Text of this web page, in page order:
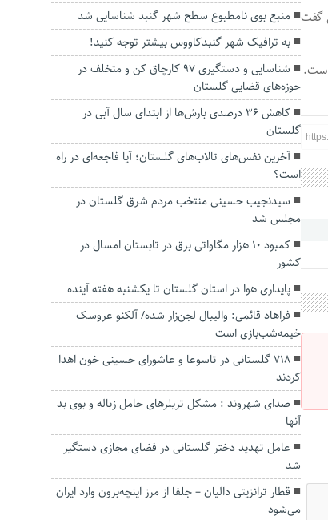
دار فانی را وداع گفت منبع بوی نامطبوع سطح شهر گنبد شناسایی شد
به ترافیک شهر گنبدکاووس بیشتر توجه کنید!
شناسایی و دستگیری ۹۷ کارچاق کن و متخلف در
حوزه‌های قضایی گلستان
کاهش ۳۶ درصدی بارش‌ها از ابتدای سال آبی در
گلستان
آخرین نفس‌های تالاب‌های گلستان؛ آیا فاجعه‌ای در راه
است؟
سیدنجیب حسینی منتخب مردم شرق گلستان در
مجلس شد
کمبود ۱۰ هزار مگاواتی برق در تابستان امسال در
کشور
پایداری هوا در استان گلستان تا یکشنبه هفته آینده
فراهاد قائمی: والیبال لجن‌زار شده/ آلکنو عروسک
خیمه‌شب‌بازی است
۷۱۸ گلستانی در تاسوعا و عاشورای حسینی خون اهدا
کردند
صدای شهروند : مشکل تریلرهای حامل زباله و بوی بد
آنها
عامل تهدید دختر گلستانی در فضای مجازی دستگیر
شد
قطار ترانزیتی دالیان – جلفا از مرز اینچه‌برون وارد ایران
می‌شود